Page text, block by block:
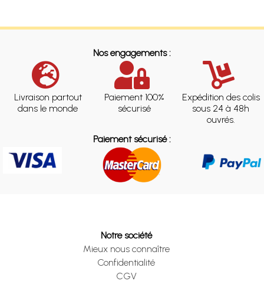
Nos engagements :
Livraison partout
dans le monde
Paiement 100%
sécurisé
Expédition des colis
sous 24 à 48h
ouvrés.
Paiement sécurisé :
Notre société
Mieux nous connaître
Confidentialité
CGV